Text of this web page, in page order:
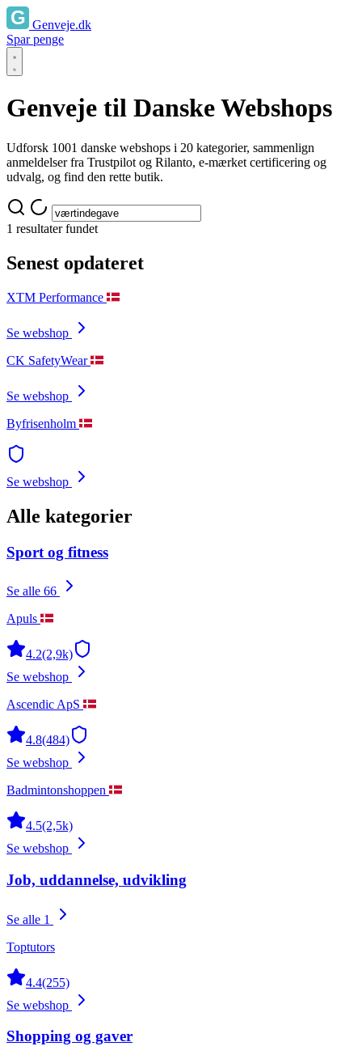
Genveje.dk
Spar penge
Genveje til Danske Webshops
Udforsk 1001 danske webshops i 20 kategorier, sammenlign
anmeldelser fra Trustpilot og Rilanto, e-mærket certificering og
udvalg, og find den rette butik.
1 resultater fundet
Senest opdateret
XTM Performance
Se webshop
CK SafetyWear
Se webshop
Byfrisenholm
Se webshop
Alle kategorier
Sport og fitness
Se alle 66
Apuls
4.2(2,9k)
Se webshop
Ascendic ApS
4.8(484)
Se webshop
Badmintonshoppen
4.5(2,5k)
Se webshop
Job, uddannelse, udvikling
Se alle 1
Toptutors
4.4(255)
Se webshop
Shopping og gaver